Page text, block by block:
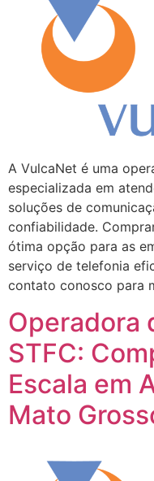
A VulcaNet é uma
especializada em
soluções de
confiabilidade.
ótima opção para as
serviço de telefonia
contato conosco para
Operadora
STFC:
Escala em
Mato